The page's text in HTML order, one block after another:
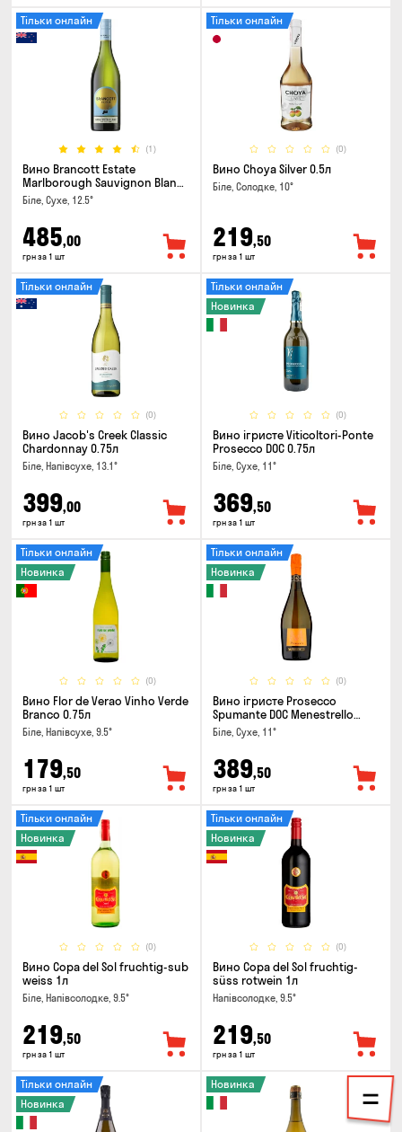
(1)
Тільки онлайн
Вино Brancott Estate
Marlborough Sauvignon Blanc
0.75л
Біле, Сухе, 12.5°
485,00
грн за 1 шт
(0)
Тільки онлайн
Вино Choya Silver 0.5л
Біле, Солодке, 10°
219,50
грн за 1 шт
(0)
Тільки онлайн
Вино Jacob's Creek Classic
Chardonnay 0.75л
Біле, Напівсухе, 13.1°
399,00
грн за 1 шт
(0)
Тільки онлайн
Новинка
Вино ігристе Viticoltori-Ponte
Prosecco DOC 0.75л
Біле, Сухе, 11°
369,50
грн за 1 шт
(0)
Тільки онлайн
Новинка
Вино Flor de Verao Vinho Verde
Branco 0.75л
Біле, Напівсухе, 9.5°
179,50
грн за 1 шт
(0)
Тільки онлайн
Новинка
Вино ігристе Prosecco
Spumante DOC Menestrello
0.75л
Біле, Сухе, 11°
389,50
грн за 1 шт
(0)
Тільки онлайн
Новинка
Вино Copa del Sol fruchtig-sub
weiss 1л
Біле, Напівсолодке, 9.5°
219,50
грн за 1 шт
(0)
Тільки онлайн
Новинка
Вино Copa del Sol fruchtig-
süss rotwein 1л
Напівсолодке, 9.5°
219,50
грн за 1 шт
Тільки онлайн
Новинка
Новинка